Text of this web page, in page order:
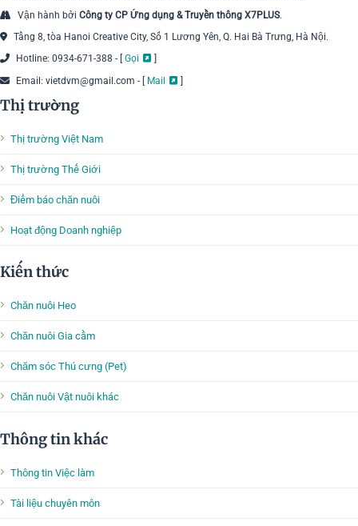
Vận hành bởi Công ty CP Ứng dụng & Truyền thông X7PLUS.
Tầng 8, tòa Hanoi Creative City, Số 1 Lương Yên, Q. Hai Bà Trưng, Hà Nội.
Hotline: 0934-671-388 - [ Gọi
Email: vietdvm@gmail.com - [ Mail ]
Thị trường
Thị trường Việt Nam
Thị trường Thế Giới
Điểm báo chăn nuôi
Hoạt động Doanh nghiệp
Kiến thức
Chăn nuôi Heo
Chăn nuôi Gia cầm
Chăm sóc Thú cưng (Pet)
Chăn nuôi Vật nuôi khác
Thông tin khác
Thông tin Việc làm
Tài liệu chuyên môn